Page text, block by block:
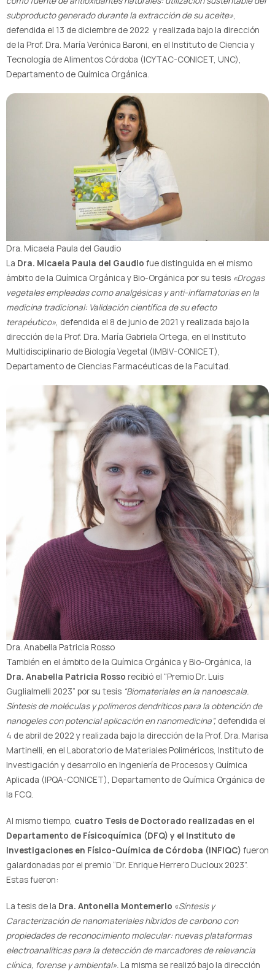
subproducto generado durante la extracción de su aceite»,
defendida el 13 de diciembre de 2022 y realizada bajo la dirección
de la Prof. Dra. María Verónica Baroni, en el Instituto de Ciencia y
Tecnología de Alimentos Córdoba (ICYTAC-CONICET, UNC),
Departamento de Química Orgánica.
Dra. Micaela Paula del Gaudio
La Dra. Micaela Paula del Gaudio fue distinguida en el mismo
ámbito de la Química Orgánica y Bio-Orgánica por su tesis «Drogas
vegetales empleadas como analgésicas y anti-inflamatorias en la
medicina tradicional: Validación científica de su efecto
terapéutico», defendida el 8 de junio de 2021 y realizada bajo la
dirección de la Prof. Dra. María Gabriela Ortega, en el Instituto
Multidisciplinario de Biología Vegetal (IMBIV-CONICET),
Departamento de Ciencias Farmacéuticas de la Facultad.
Dra. Anabella Patricia Rosso
También en el ámbito de la Química Orgánica y Bio-Orgánica, la
Dra. Anabella Patricia Rosso recibió el “Premio Dr. Luis
Guglialmelli 2023” por su tesis “Biomateriales en la nanoescala.
Síntesis de moléculas y polímeros dendríticos para la obtención de
nanogeles con potencial aplicación en nanomedicina”, defendida el
4 de abril de 2022 y realizada bajo la dirección de la Prof. Dra. Marisa
Martinelli, en el Laboratorio de Materiales Poliméricos, Instituto de
Investigación y desarrollo en Ingeniería de Procesos y Química
Aplicada (IPQA-CONICET), Departamento de Química Orgánica de
la FCQ.
Al mismo tiempo, cuatro Tesis de Doctorado realizadas en el
Departamento de Físicoquímica (DFQ) y el Instituto de
Investigaciones en Físico-Química de Córdoba (INFIQC) fueron
galardonadas por el premio “Dr. Enrique Herrero Ducloux 2023”.
Estas fueron:
La tesis de la Dra. Antonella Montemerlo «Síntesis y
Caracterización de nanomateriales híbridos de carbono con
propiedades de reconocimiento molecular: nuevas plataformas
electroanalíticas para la detección de marcadores de relevancia
clínica, forense y ambiental». La misma se realizó bajo la dirección